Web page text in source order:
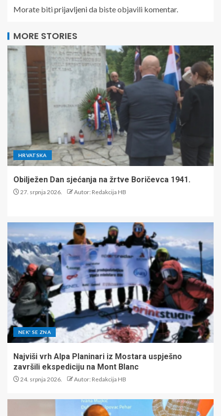
Morate bitiprijavljenida biste objavili komentar.
MORE STORIES
HRVATSKA
Obilježen Dan sjećanja na žrtve Boričevca 1941.
27. srpnja 2026. Autor: Redakcija HB
NEK' SE ZNA
Najviši vrh Alpa Planinari iz Mostara uspješno
završili ekspediciju na Mont Blanc
24. srpnja 2026. Autor: Redakcija HB